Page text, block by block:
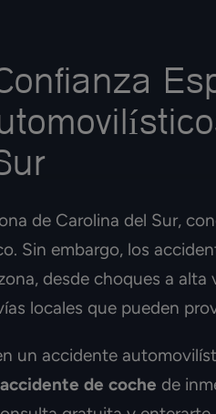
de Carolina del Sur,
Sin embargo, los
desde choques a alta
locales que pueden
un accidente
de coche de
Los mejores abogados de